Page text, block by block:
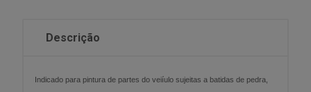
Descrição
Indicado para pintura de partes do veiíulo sujeitas a batidas de pedra,